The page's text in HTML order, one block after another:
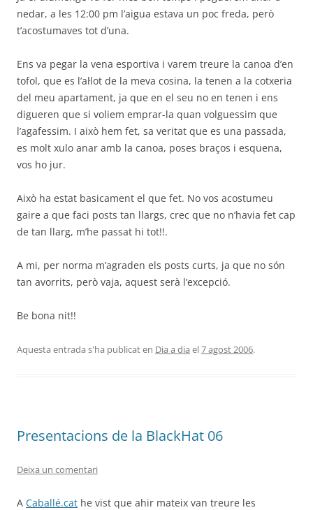
nedar, a les 12:00 pm l’aigua estava un poc freda, però
t’acostumaves tot d’una.
Ens va pegar la vena esportiva i varem treure la canoa d’en
tofol, que es l’al·lot de la meva cosina, la tenen a la cotxeria
del meu apartament, ja que en el seu no en tenen i ens
digueren que si voliem emprar-la quan volguessim que
l’agafessim. I això hem fet, sa veritat que es una passada,
es molt xulo anar amb la canoa, poses braços i esquena,
vos ho jur.
Això ha estat basicament el que fet. No vos acostumeu
gaire a que faci posts tan llargs, crec que no n’havia fet cap
de tan llarg, m’he passat hi tot!!.
A mi, per norma m’agraden els posts curts, ja que no són
tan avorrits, però vaja, aquest serà l’excepció.
Be bona nit!!
Aquesta entrada s'ha publicat en Dia a dia el7 agost 2006.
Presentacions de la BlackHat 06
Deixa un comentari
A Caballé.cat he vist que ahir mateix van treure les